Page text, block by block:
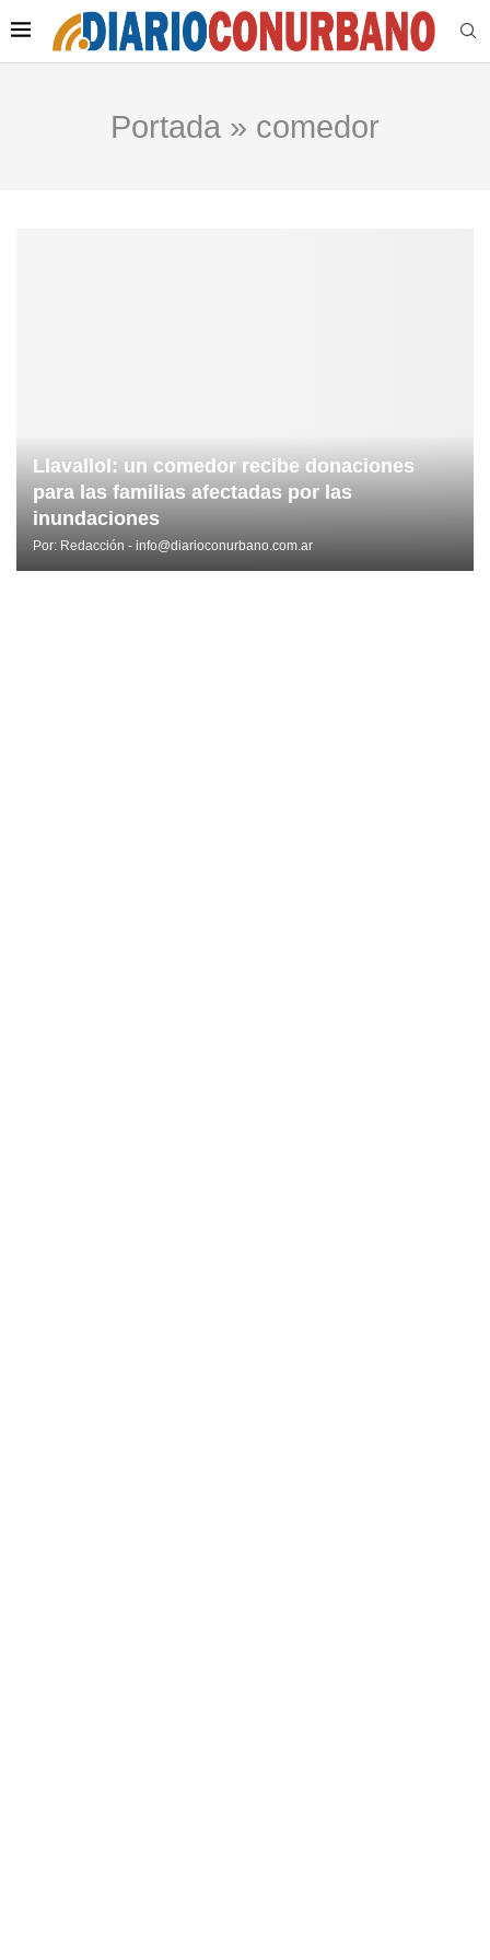
Portada » comedor
Llavallol: un comedor recibe donaciones
para las familias afectadas por las
inundaciones
Por: Redacción - info@diarioconurbano.com.ar